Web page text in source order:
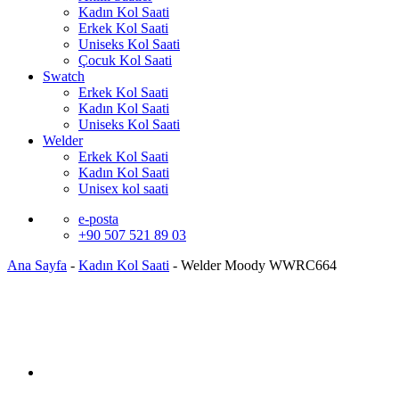
Kadın Kol Saati
Erkek Kol Saati
Uniseks Kol Saati
Çocuk Kol Saati
Swatch
Erkek Kol Saati
Kadın Kol Saati
Uniseks Kol Saati
Welder
Erkek Kol Saati
Kadın Kol Saati
Unisex kol saati
e-posta
+90 507 521 89 03
Ana Sayfa - Kadın Kol Saati - Welder Moody WWRC664